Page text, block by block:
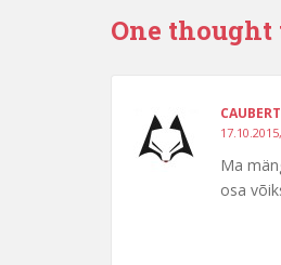
One thought
CAUBERT
Ma
osa